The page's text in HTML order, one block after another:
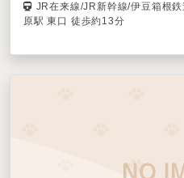
JR在来線/JR新幹線/伊豆箱根
原駅 東口 徒歩約13分